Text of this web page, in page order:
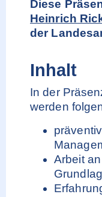
Diese
Heinrich
der
Inhalt
In der
werden
Arbeit